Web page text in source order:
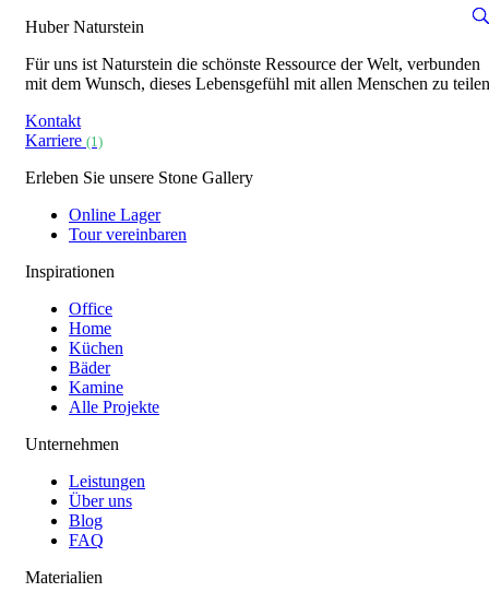
Huber Naturstein
Für uns ist Naturstein die schönste Ressource der Welt, verbunden
mit dem Wunsch, dieses Lebensgefühl mit allen Menschen zu
Kontakt
Karriere (1)
Erleben Sie unsere Stone Gallery
Online Lager
Tour vereinbaren
Inspirationen
Office
Home
Küchen
Bäder
Kamine
Alle Projekte
Unternehmen
Leistungen
Über uns
Blog
FAQ
Materialien